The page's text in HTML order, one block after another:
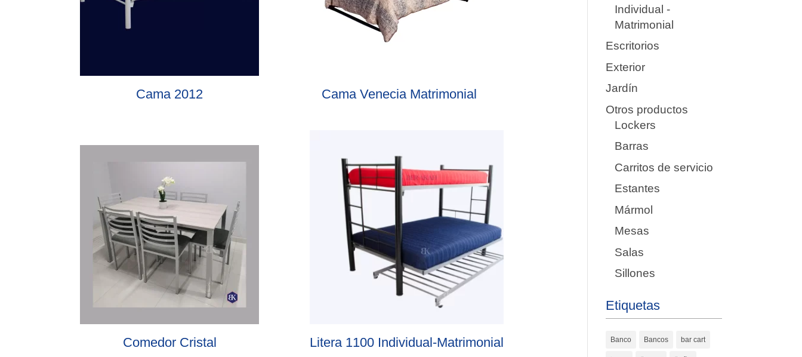
Cama 2012 Cama Venecia Matrimonial
Comedor Cristal Litera 1100 Individual-Matrimonial
Individual -
Matrimonial
Escritorios
Exterior
Jardín
Otros productos
Lockers
Barras
Carritos de servicio
Estantes
Mármol
Mesas
Salas
Sillones
Etiquetas
Banco Bancos bar cart